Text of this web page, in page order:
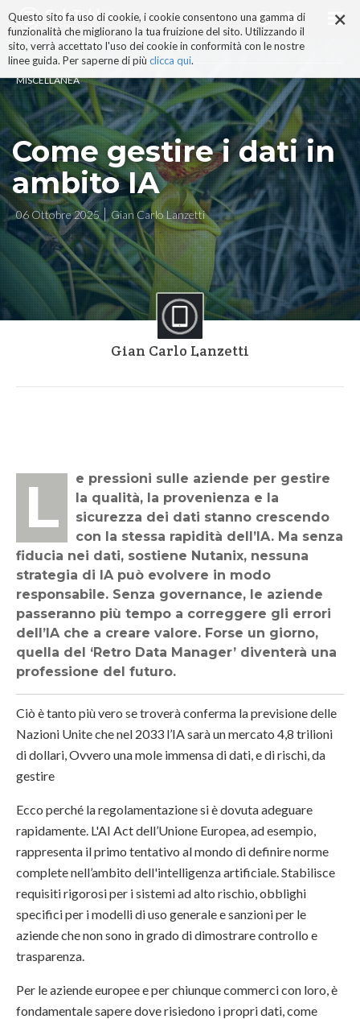
×
Questo sito fa uso di cookie, i cookie consentono una gamma di
funzionalità che migliorano la tua fruizione del sito. Utilizzando il
sito, verrà accettato l'uso dei cookie in conformità con le nostre
linee guida. Per saperne di più clicca qui.
ai
contenuti.
|
alla
navigazione
MISCELLANEA
Come gestire i dati in
ambito IA
06 Ottobre 2025 Gian Carlo Lanzetti
Gian Carlo Lanzetti
Le pressioni sulle aziende per gestire
la qualità, la provenienza e la
sicurezza dei dati stanno crescendo
con la stessa rapidità dell’IA. Ma senza
fiducia nei dati, sostiene Nutanix, nessuna
strategia di IA può evolvere in modo
responsabile. Senza governance, le aziende
passeranno più tempo a correggere gli errori
dell’IA che a creare valore. Forse un giorno,
quella del ‘Retro Data Manager’ diventerà una
professione del futuro.
Ciò è tanto più vero se troverà conferma la previsione delle
Nazioni Unite che nel 2033 l’IA sarà un mercato 4,8 trilioni
di dollari, Ovvero una mole immensa di dati, e di rischi, da
gestire
Ecco perché la regolamentazione si è dovuta adeguare
rapidamente. L'AI Act dell’Unione Europea, ad esempio,
rappresenta il primo tentativo al mondo di definire norme
complete nell’ambito dell'intelligenza artificiale. Stabilisce
requisiti rigorosi per i sistemi ad alto rischio, obblighi
specifici per i modelli di uso generale e sanzioni per le
aziende che non sono in grado di dimostrare controllo e
trasparenza.
Per le aziende europee e per chiunque commerci con loro, è
fondamentale sapere dove risiedono i propri dati, come